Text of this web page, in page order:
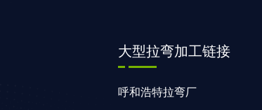
大型拉弯加工链接
呼和浩特拉弯厂